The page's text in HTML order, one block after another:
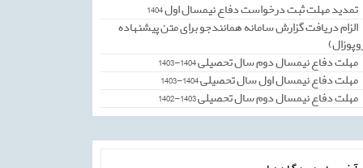
تمدید مهلت ثبت درخواست دفاع نیمسال اول 1404
الزام دریافت گزارش سامانه همانندجو برای متن پیشنهاده
مهلت دفاع نیمسال دوم سال تحصیلی 1404-1403
مهلت دفاع نیمسال اول سال تحصیلی 1404-1403
مهلت دفاع نیمسال دوم سال تحصیلی 1403-1402